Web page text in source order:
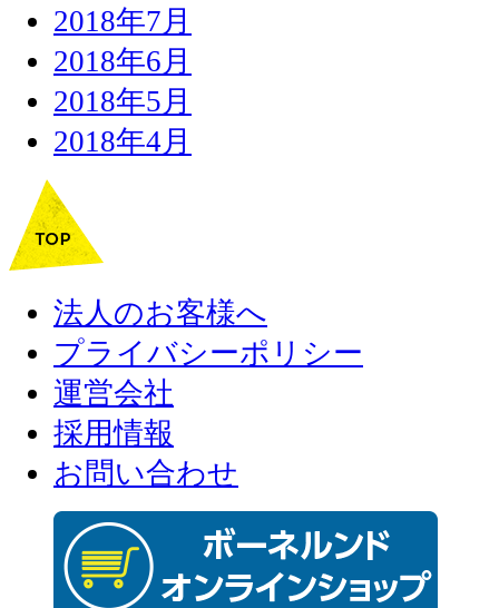
2018年7月
2018年6月
2018年5月
2018年4月
法人のお客様へ
プライバシーポリシー
運営会社
採用情報
お問い合わせ